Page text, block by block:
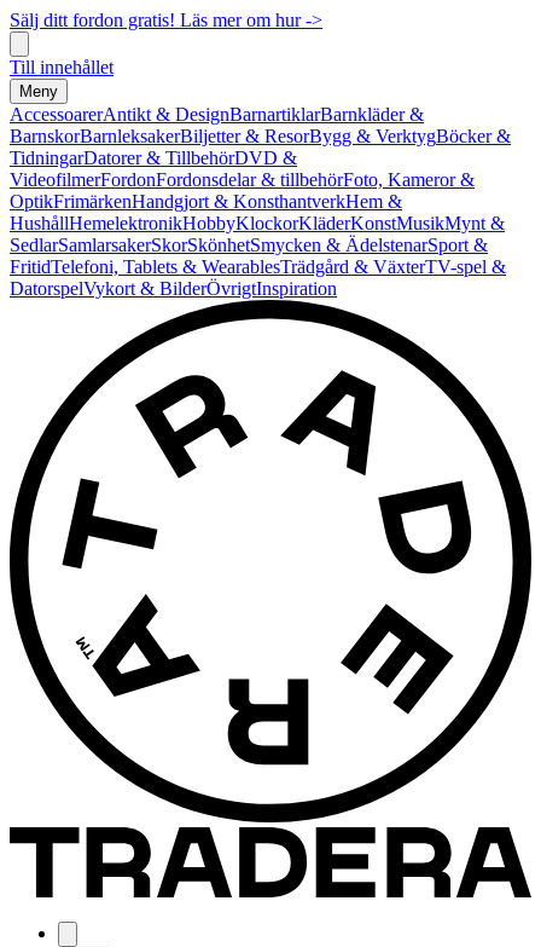
Sälj ditt fordon gratis! Läs mer om hur ->
Till innehållet
Meny
AccessoarerAntikt & DesignBarnartiklarBarnkläder &
BarnskorBarnleksakerBiljetter & ResorBygg & VerktygBöcker &
TidningarDatorer & TillbehörDVD &
VideofilmerFordonFordonsdelar & tillbehörFoto, Kameror &
OptikFrimärkenHandgjort & KonsthantverkHem &
HushållHemelektronikHobbyKlockorKläderKonstMusikMynt &
SedlarSamlarsakerSkorSkönhetSmycken & ÄdelstenarSport &
FritidTelefoni, Tablets & WearablesTrädgård & VäxterTV-spel &
DatorspelVykort & BilderÖvrigtInspiration